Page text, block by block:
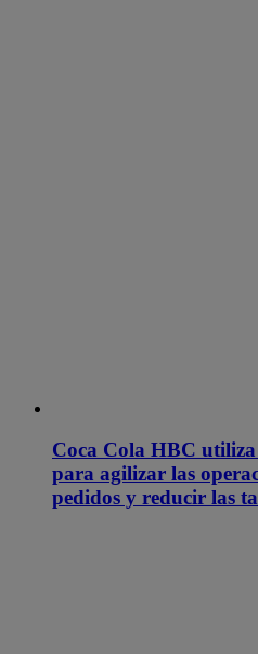
Coca Cola HBC
para agilizar las
pedidos y reducir las